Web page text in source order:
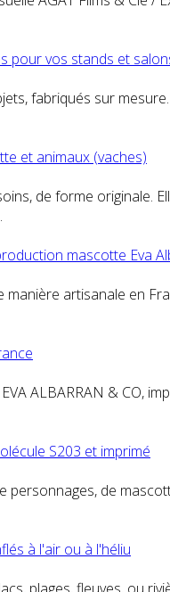
pour vos stands et
fabriqués sur
et animaux (vaches)
de forme originale.
mascotte Eva
manière artisanale en
ALBARRAN & CO,
S203 et imprimé
personnages, de
à l'air ou à l'héliu